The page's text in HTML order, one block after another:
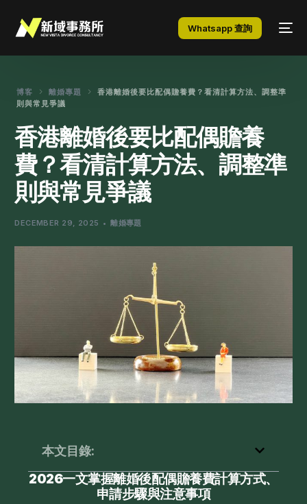
Whatsapp 查詢
博客 離婚專題
香港離婚後要比配偶贍養費？看清計算方法、調整準
則與常見爭議
香港離婚後要比配偶贍養
費？看清計算方法、調整準
則與常見爭議
DECEMBER 29, 2025 離婚專題
本文目錄:
2026一文掌握離婚後配偶贍養費計算方式、
申請步驟與注意事項